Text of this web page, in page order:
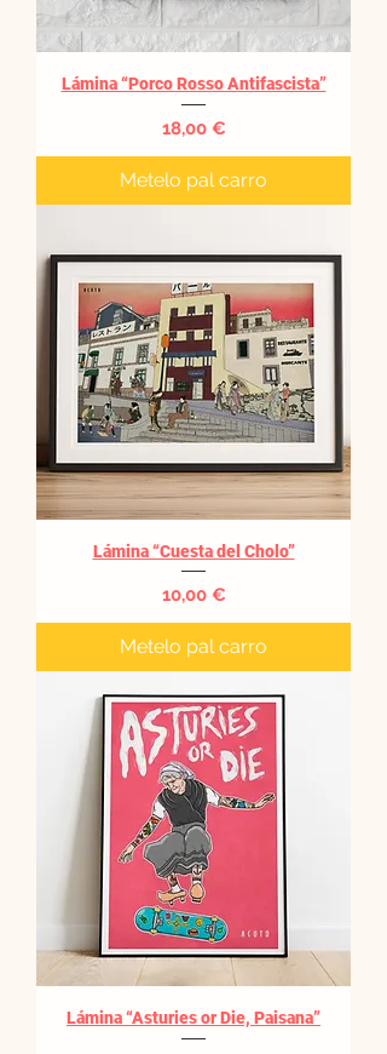
Lámina “Porco Rosso Antifascista”
Precio
18,00 €
Metelo pal carro
Lámina “Cuesta del Cholo”
Precio
10,00 €
Metelo pal carro
Lámina “Asturies or Die, Paisana”